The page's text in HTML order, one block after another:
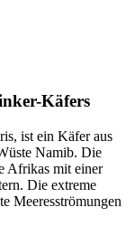
Käfers
ist ein Käfer aus
Namib. Die
Afrikas mit einer
Die extreme
Meeresströmungen